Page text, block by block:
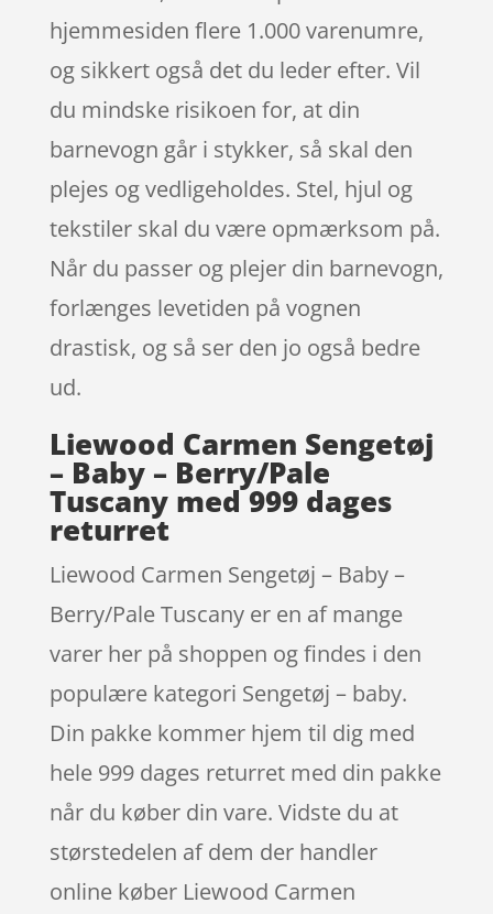
hjemmesiden flere 1.000 varenumre,
og sikkert også det du leder efter. Vil
du mindske risikoen for, at din
barnevogn går i stykker, så skal den
plejes og vedligeholdes. Stel, hjul og
tekstiler skal du være opmærksom på.
Når du passer og plejer din barnevogn,
forlænges levetiden på vognen
drastisk, og så ser den jo også bedre
ud.
Liewood Carmen Sengetøj
– Baby – Berry/Pale
Tuscany med 999 dages
returret
Liewood Carmen Sengetøj – Baby –
Berry/Pale Tuscany er en af mange
varer her på shoppen og findes i den
populære kategori Sengetøj – baby.
Din pakke kommer hjem til dig med
hele 999 dages returret med din pakke
når du køber din vare. Vidste du at
størstedelen af dem der handler
online køber Liewood Carmen